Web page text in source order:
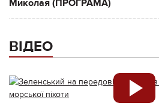
Миколая (ПРОГРАМА)
ВІДЕО